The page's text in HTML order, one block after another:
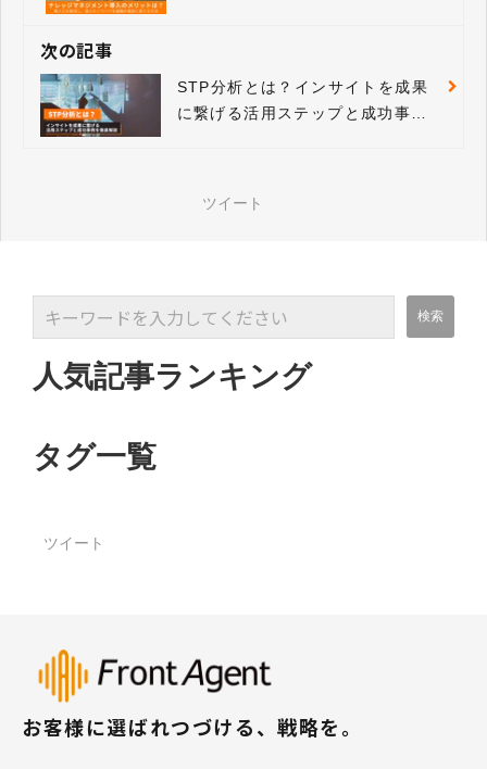
次の記事
STP分析とは？インサイトを成果
に繋げる活用ステップと成功事例
ツイート
人気記事ランキング
タグ一覧
ツイート
お客様に選ばれつづける、戦略を。